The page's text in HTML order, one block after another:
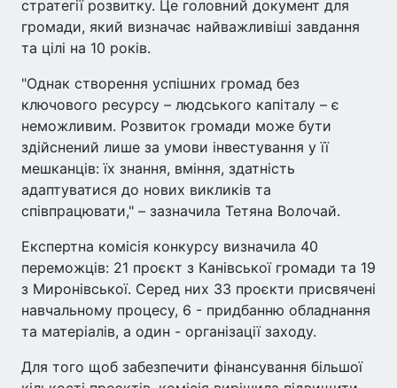
стратегії розвитку. Це головний документ для
громади, який визначає найважливіші завдання
та цілі на 10 років.
"Однак створення успішних громад без
ключового ресурсу – людського капіталу – є
неможливим. Розвиток громади може бути
здійснений лише за умови інвестування у її
мешканців: їх знання, вміння, здатність
адаптуватися до нових викликів та
співпрацювати," – зазначила Тетяна Волочай.
Експертна комісія конкурсу визначила 40
переможців: 21 проєкт з Канівської громади та 19
з Миронівської. Серед них 33 проєкти присвячені
навчальному процесу, 6 - придбанню обладнання
та матеріалів, а один - організації заходу.
Для того щоб забезпечити фінансування більшої